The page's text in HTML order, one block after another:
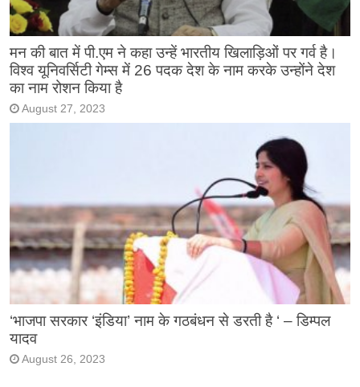
मन की बात में पी.एम ने कहा उन्हें भारतीय खिलाड़िओं पर गर्व है।
विश्व यूनिवर्सिटी गेम्स में 26 पदक देश के नाम करके उन्होंने देश
का नाम रोशन किया है
August 27, 2023
‘भाजपा सरकार ‘इंडिया’ नाम के गठबंधन से डरती है ‘ – डिम्पल
यादव
August 26, 2023